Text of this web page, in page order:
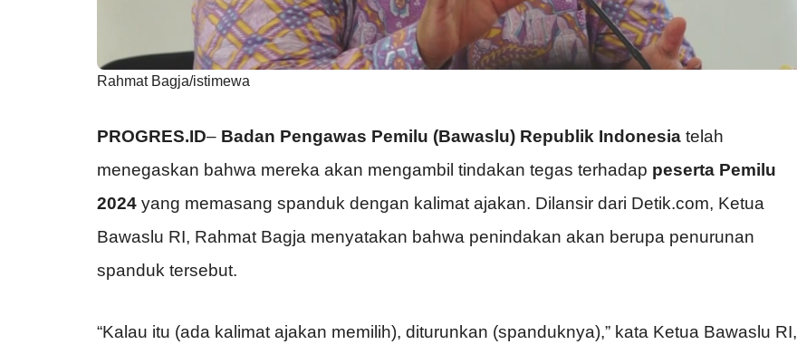
Rahmat Bagja/istimewa
PROGRES.ID– Badan Pengawas Pemilu (Bawaslu) Republik Indonesia telah
menegaskan bahwa mereka akan mengambil tindakan tegas terhadap peserta Pemilu
2024 yang memasang spanduk dengan kalimat ajakan. Dilansir dari Detik.com, Ketua
Bawaslu RI, Rahmat Bagja menyatakan bahwa penindakan akan berupa penurunan
spanduk tersebut.
“Kalau itu (ada kalimat ajakan memilih), diturunkan (spanduknya),” kata Ketua Bawaslu RI,